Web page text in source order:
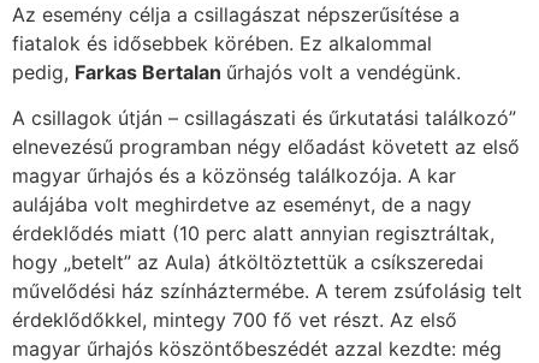
Az esemény célja a csillagászat népszerűsítése a
fiatalok és idősebbek körében. Ez alkalommal
pedig, Farkas Bertalan űrhajós volt a vendégünk.
A csillagok útján – csillagászati és űrkutatási találkozó”
elnevezésű programban négy előadást követett az első
magyar űrhajós és a közönség találkozója. A kar
aulájába volt meghirdetve az eseményt, de a nagy
érdeklődés miatt (10 perc alatt annyian regisztráltak,
hogy „betelt” az Aula) átköltöztettük a csíkszeredai
művelődési ház színháztermébe. A terem zsúfolásig telt
érdeklődőkkel, mintegy 700 fő vet részt. Az első
magyar űrhajós köszöntőbeszédét azzal kezdte: még